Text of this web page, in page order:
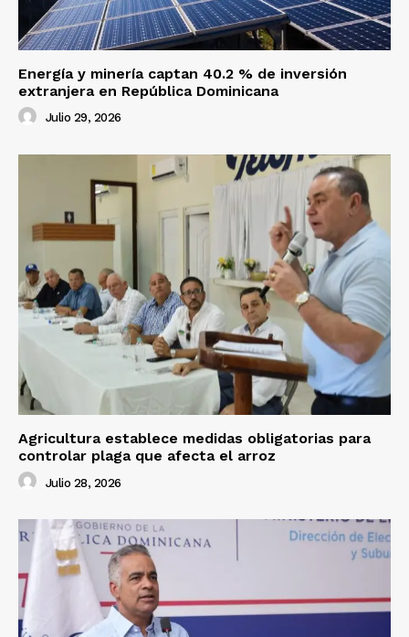
Energía y minería captan 40.2 % de inversión
extranjera en República Dominicana
Julio 29, 2026
Agricultura establece medidas obligatorias para
controlar plaga que afecta el arroz
Julio 28, 2026